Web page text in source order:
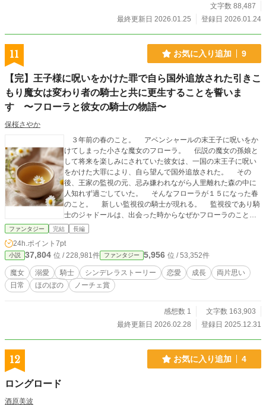
だった。 そしていつしかぬいぐるみの分際で、皇帝陛下を愛し始めていたの
だ。 レイン様のお役に立ちたい。 その一心で聖獣ラビと契約を交わし不思議な
う。 私はレイン様の弱みになりたくなかった。 だから彼らと一緒にこの世から
消えるつもりだったのに。 騎士達を率いたレイン様が反勢力のアジトへ突入し
てきたのだ。 これは私、キャンディラビットがぬいぐるみになって冷酷皇帝陛
下レイン様に溺愛される、ちょっと不思議なお話です。 (土曜日曜の二日間で一
気に完結まで更新いたしますので、安心してお楽しみください。 よろしくお願
いいたします）
文字数 88,487
最終更新日 2026.01.25
登録日 2026.01.24
11 お気に入り追加 9
【完】王子様に呪いをかけた罪で自ら国外追放された引きこ
もり魔女は変わり者の騎士と共に更生することを誓いま
す 〜フローラと彼女の騎士の物語〜
保桜さやか
３年前の春のこと。 アベンシャールの末王子に呪いをか
けてしまった小さな魔女のフローラ。 伝説の魔女の孫娘と
して将来を楽しみにされていた彼女は、一国の末王子に呪い
をかけた大罪により、自ら望んで国外追放された。 その
後、王家の監視の元、忌み嫌われながら人里離れた森の中に
人知れず過ごしていた。 そんなフローラが１５になった春
のこと。 新しい監視役の騎士が現れる。 監視役であり騎
士のジャドールは、出会った時からなぜかフローラのことが
大好きだと告げる。 彼はいつもフローラを見るたびに『大
る。 その姿は、ずっとフローラが願い続けてきた自分にも
ぬくもりを与えてくれる人間の姿だった。 騎士は毎日、フ
ローラに愛を告げる。 自分には恋をする資格はない。 人
に好意を寄せてもらう資格もない。 過去の罪を償うため、
困っている人たちのために力を使うことを決意したフローラ
ため派遣された騎士のゆったり過ぎゆく日々の物語。
ファンタジー 完結 長編
24h.ポイント 7pt
小説 37,804 位 / 228,981件 ファンタジー 5,956 位 / 53,352件
魔女 溺愛 騎士 シンデレラストーリー 恋愛 成長
両片思い
日常
ほのぼの ノーチェ賞
感想数 1
文字数 163,903
最終更新日 2026.02.28
登録日 2025.12.31
12 お気に入り追加 4
ロングロード
酒原美波